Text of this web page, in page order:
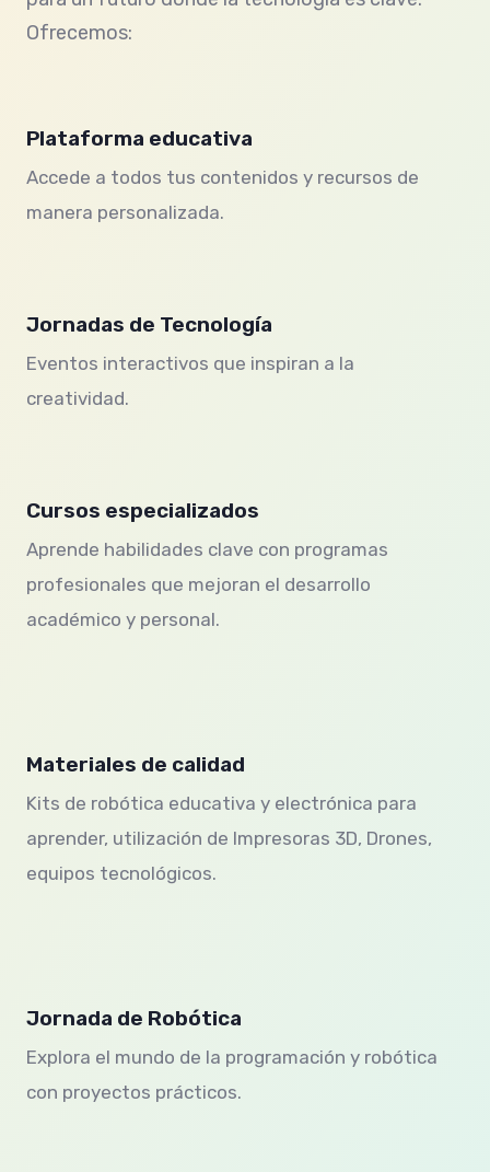
Ofrecemos:
Plataforma educativa
Accede a todos tus contenidos y recursos de
manera personalizada.
Jornadas de Tecnología
Eventos interactivos que inspiran a la
creatividad.
Cursos especializados
Aprende habilidades clave con programas
profesionales que mejoran el desarrollo
académico y personal.
Materiales de calidad
Kits de robótica educativa y electrónica para
aprender, utilización de Impresoras 3D, Drones,
equipos tecnológicos.
Jornada de Robótica
Explora el mundo de la programación y robótica
con proyectos prácticos.